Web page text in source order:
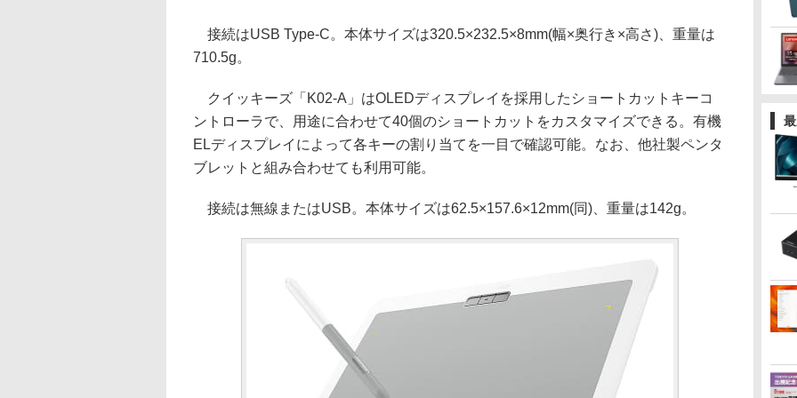
接続はUSB Type-C。本体サイズは320.5×232.5×8mm(幅×奥行き×高さ)、重量は
710.5g。
クイッキーズ「K02-A」はOLEDディスプレイを採用したショートカットキーコ
ントローラで、用途に合わせて40個のショートカットをカスタマイズできる。有機
ELディスプレイによって各キーの割り当てを一目で確認可能。なお、他社製ペンタ
ブレットと組み合わせても利用可能。
接続は無線またはUSB。本体サイズは62.5×157.6×12mm(同)、重量は142g。